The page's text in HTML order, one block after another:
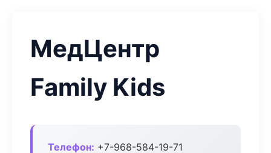
МедЦентр
Family Kids
Телефон: +7-968-584-19-71